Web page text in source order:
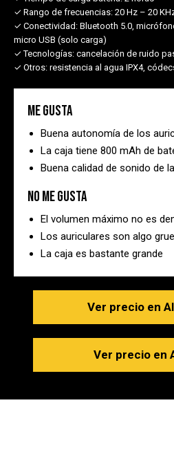
✓ Rango de frecuencias: 20 Hz – 20
✓ Conectividad: Bluetooth 5.0,
micro USB (solo carga)
✓ Tecnologías: cancelación de ruido
✓ Otros: resistencia al agua IPX4,
Me gusta
Buena autonomía de los
La caja tiene 800 mAh de
Buena calidad de sonido de
No me gusta
El volumen máximo no es
Los auriculares son algo
La caja es bastante grande
Ver precio en
Ver precio en